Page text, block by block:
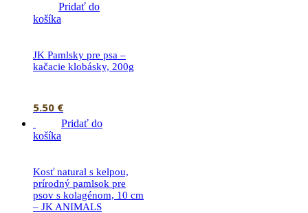
Pridať do
košíka
JK Pamlsky pre psa –
kačacie klobásky, 200g
5.50 €
Pridať do
košíka
Kosť natural s kelpou,
prírodný pamlsok pre
psov s kolagénom, 10 cm
– JK ANIMALS